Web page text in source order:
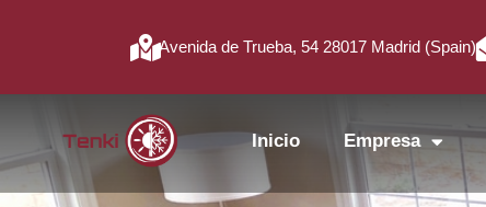
Avenida de Trueba, 54 28017 Madrid (Spain)
Inicio Empresa